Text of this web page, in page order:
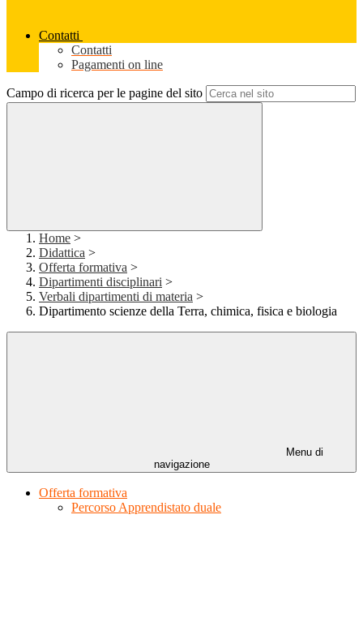
Contatti
Contatti
Pagamenti on line
Campo di ricerca per le pagine del sito
Home >
Didattica >
Offerta formativa >
Dipartimenti disciplinari >
Verbali dipartimenti di materia >
Dipartimento scienze della Terra, chimica, fisica e biologia
Menu di
navigazione
Offerta formativa
Percorso Apprendistato duale